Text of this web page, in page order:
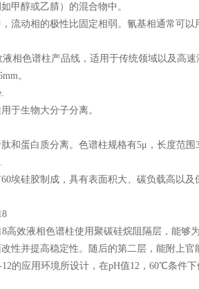
甲醇或乙腈）的混合物中。
流动相的极性比固定相弱。氰基相通常可
相色谱柱产品线，适用于传统领域以及高
。
于生物大分子分离。
和蛋白质分离。色谱柱规格有5μ，长度范围
埃硅胶制成，具有表面积大、碳负载高以
高效液相色谱柱使用聚碳硅烷阻隔层，能
性并提高稳定性。随后的第二层，能附上
的应用环境所设计，在pH值12，60℃条件下